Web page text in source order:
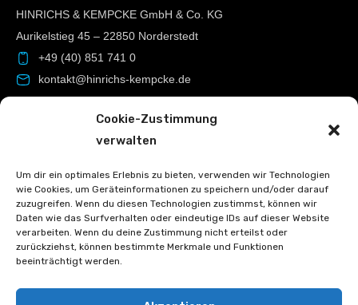
Cookie-Zustimmung
verwalten
Um dir ein optimales Erlebnis zu bieten, verwenden wir Technologien
wie Cookies, um Geräteinformationen zu speichern und/oder darauf
zuzugreifen. Wenn du diesen Technologien zustimmst, können wir
Daten wie das Surfverhalten oder eindeutige IDs auf dieser Website
verarbeiten. Wenn du deine Zustimmung nicht erteilst oder
zurückziehst, können bestimmte Merkmale und Funktionen
beeinträchtigt werden.
HINRICHS & KEMPCKE GmbH & Co. KG
Aurikelstieg 45 – 22850 Norderstedt
+49 (40) 851 741 0
kontakt@hinrichs-kempcke.de
-49 (40) 851 741 99
Impressum
AGB
Datenschutz
Cookie-Richtlinie (EU)